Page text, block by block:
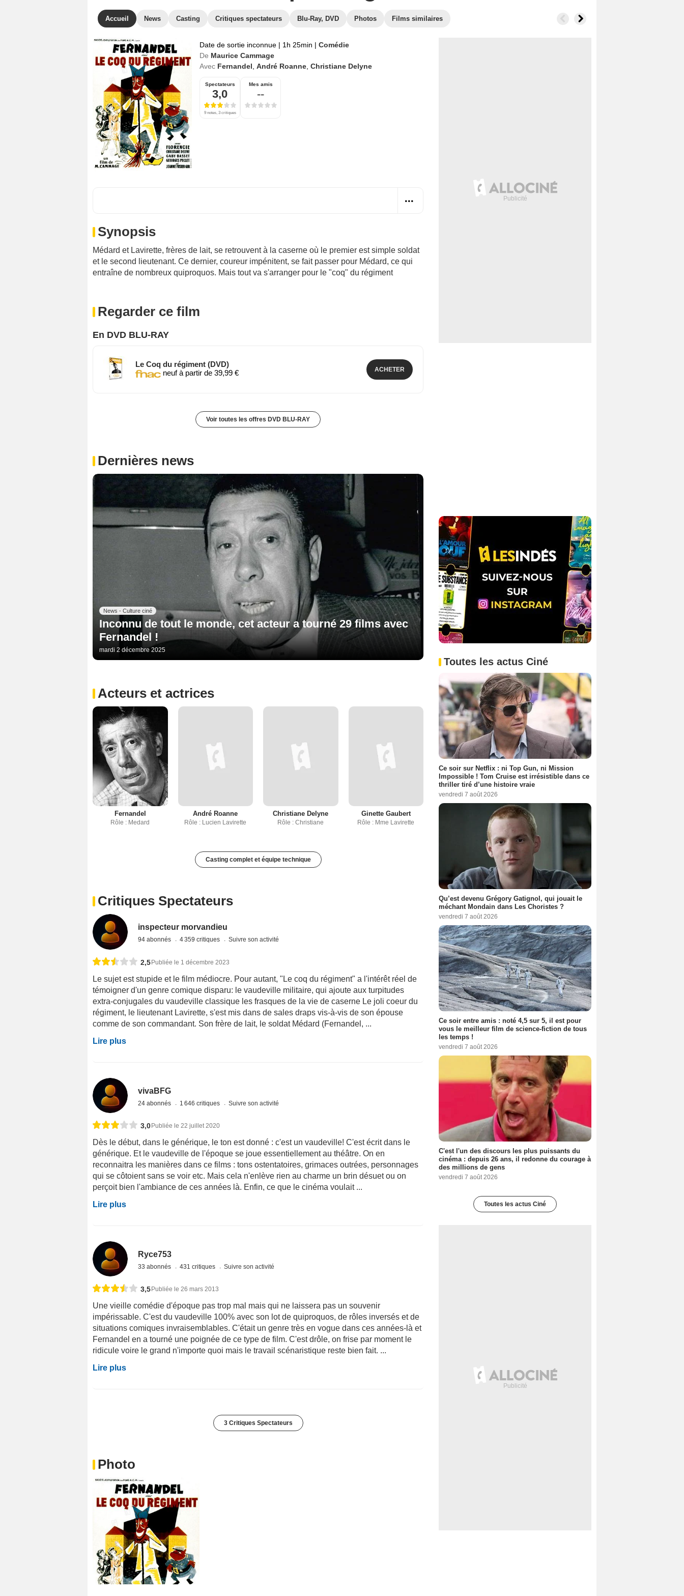
Accueil News Casting Critiques spectateurs Blu-Ray, DVD Photos Films similaires
Date de sortie inconnue | 1h 25min | Comédie
De Maurice Cammage
Avec Fernandel André Roanne Christiane Delyne
Spectateurs
3,0
9 notes, 3 critiques
Mes amis
--
Synopsis
Médard et Lavirette, frères de lait, se retrouvent à la caserne où le premier est simple soldat
et le second lieutenant. Ce dernier, coureur impénitent, se fait passer pour Médard, ce qui
entraîne de nombreux quiproquos. Mais tout va s'arranger pour le "coq" du régiment
Regarder ce film
En DVD BLU-RAY
Le Coq du régiment (DVD)
neuf à partir de 39,99 €
ACHETER
Voir toutes les offres DVD BLU-RAY
Dernières news
News - Culture ciné
Inconnu de tout le monde, cet acteur a tourné 29 films avec
Fernandel !
mardi 2 décembre 2025
Acteurs et actrices
Fernandel
Rôle : Medard
André Roanne
Rôle : Lucien Lavirette
Christiane Delyne
Rôle : Christiane
Ginette Gaubert
Rôle : Mme Lavirette
Casting complet et équipe technique
Critiques Spectateurs
inspecteur morvandieu
94 abonnés 4 359 critiques Suivre son activité
2,5Publiée le 1 décembre 2023
Le sujet est stupide et le film médiocre. Pour autant, "Le coq du régiment" a l'intérêt réel de
témoigner d'un genre comique disparu: le vaudeville militaire, qui ajoute aux turpitudes
extra-conjugales du vaudeville classique les frasques de la vie de caserne Le joli coeur du
régiment, le lieutenant Lavirette, s'est mis dans de sales draps vis-à-vis de son épouse
comme de son commandant. Son frère de lait, le soldat Médard (Fernandel, ...
Lire plus
vivaBFG
24 abonnés 1 646 critiques Suivre son activité
3,0Publiée le 22 juillet 2020
Dès le début, dans le générique, le ton est donné : c'est un vaudeville! C'est écrit dans le
générique. Et le vaudeville de l'époque se joue essentiellement au théâtre. On en
reconnaitra les manières dans ce films : tons ostentatoires, grimaces outrées, personnages
qui se côtoient sans se voir etc. Mais cela n'enlève rien au charme un brin désuet ou on
perçoit bien l'ambiance de ces années là. Enfin, ce que le cinéma voulait ...
Lire plus
Ryce753
33 abonnés 431 critiques Suivre son activité
3,5Publiée le 26 mars 2013
Une vieille comédie d'époque pas trop mal mais qui ne laissera pas un souvenir
impérissable. C'est du vaudeville 100% avec son lot de quiproquos, de rôles inversés et de
situations comiques invraisemblables. C'était un genre très en vogue dans ces années-là et
Fernandel en a tourné une poignée de ce type de film. C'est drôle, on frise par moment le
ridicule voire le grand n'importe quoi mais le travail scénaristique reste bien fait. ...
Lire plus
3 Critiques Spectateurs
Photo
Toutes les actus Ciné
Ce soir sur Netflix : ni Top Gun, ni Mission
Impossible ! Tom Cruise est irrésistible dans ce
thriller tiré d’une histoire vraie
vendredi 7 août 2026
Qu’est devenu Grégory Gatignol, qui jouait le
méchant Mondain dans Les Choristes ?
vendredi 7 août 2026
Ce soir entre amis : noté 4,5 sur 5, il est pour
vous le meilleur film de science-fiction de tous
les temps !
vendredi 7 août 2026
C'est l'un des discours les plus puissants du
cinéma : depuis 26 ans, il redonne du courage à
des millions de gens
vendredi 7 août 2026
Toutes les actus Ciné